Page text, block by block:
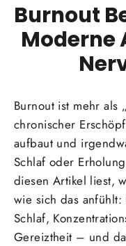
Burnout
Moderne
Burnout ist mehr als
chronischer
aufbaut und
Schlaf oder
diesen Artikel liest,
wie sich das
Schlaf,
Gereiztheit – und